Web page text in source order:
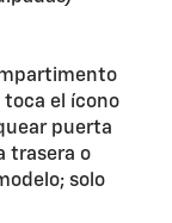
toca el ícono
puerta
trasera o
solo